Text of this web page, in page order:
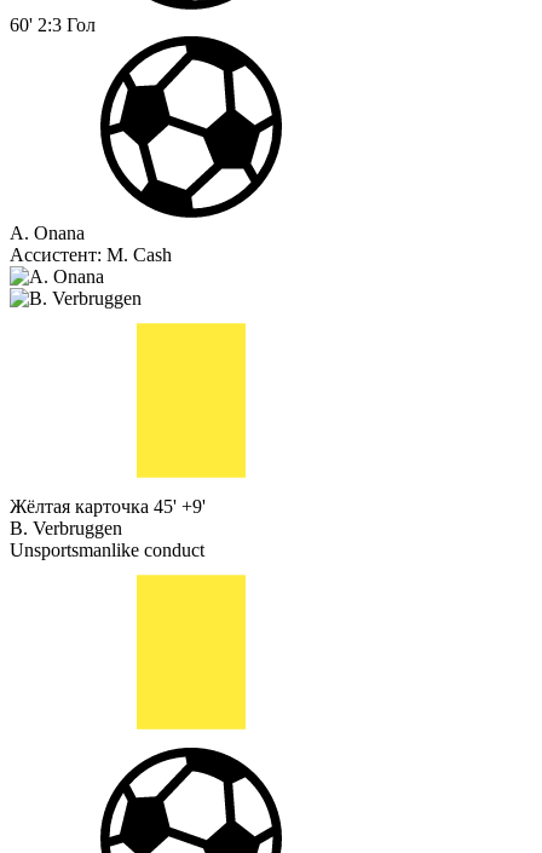
60' 2:3 Гол
A. Onana
Ассистент: M. Cash
Жёлтая карточка 45' +9'
B. Verbruggen
Unsportsmanlike conduct